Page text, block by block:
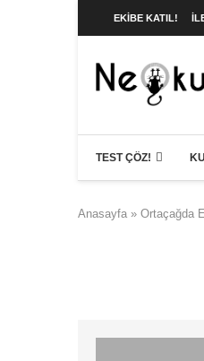
EKIBE KATIL!
TEST ÇÖZ!
Anasayfa » Ortaçağda